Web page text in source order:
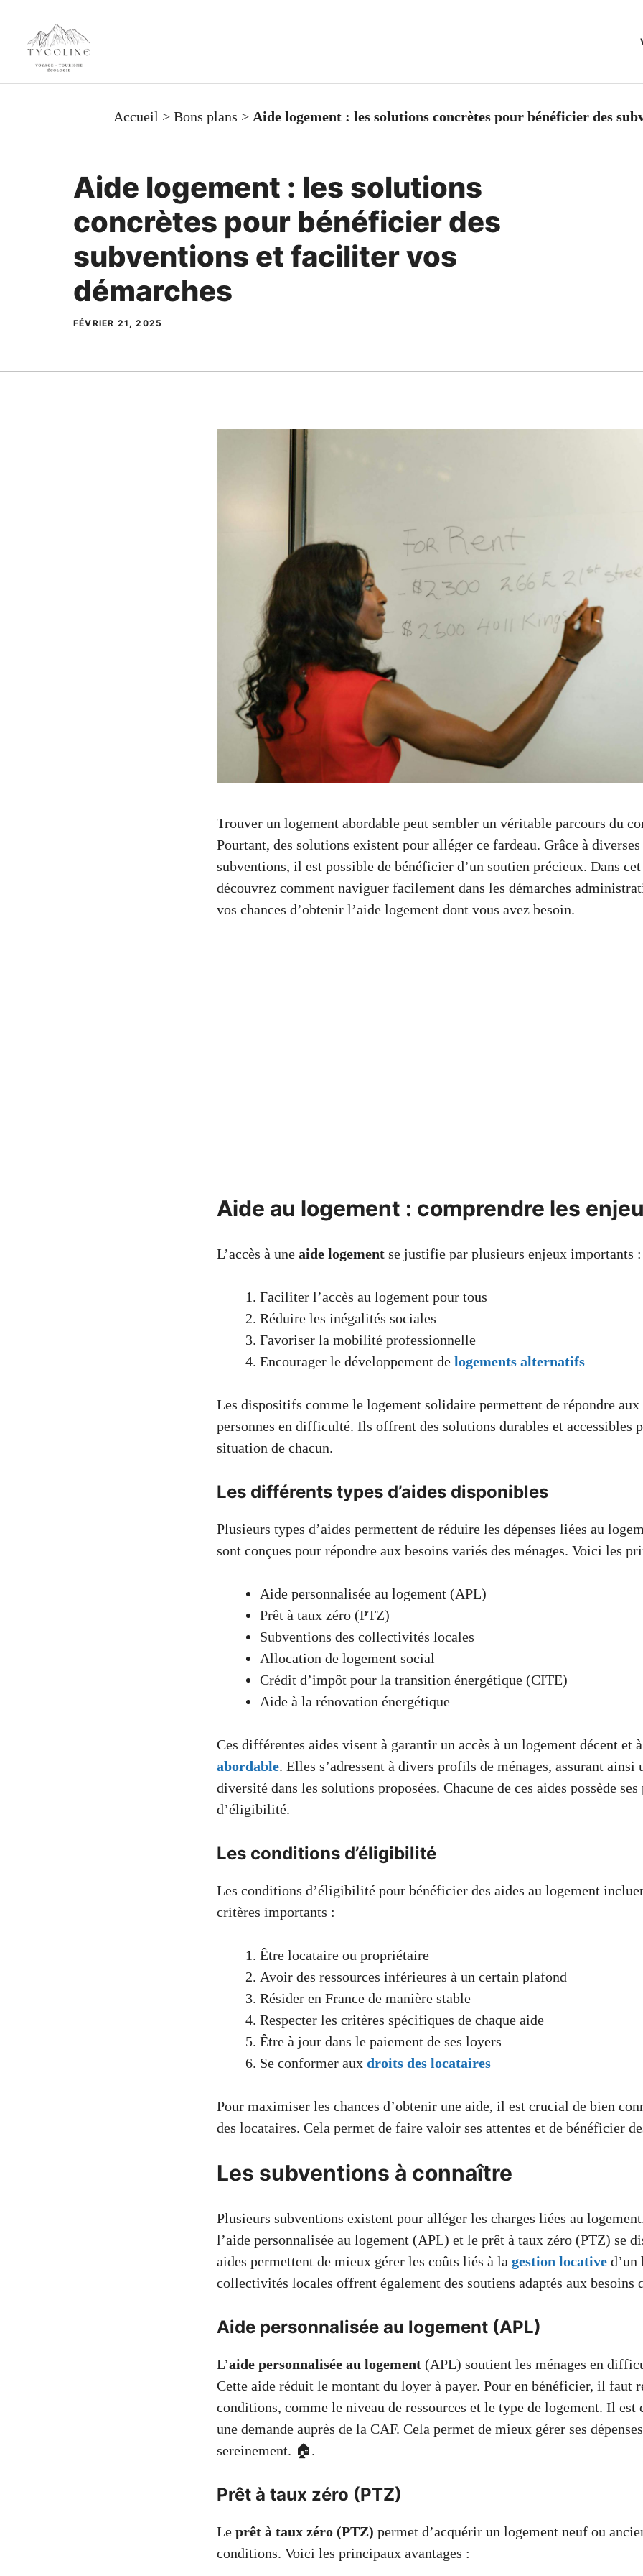
contenu
Accueil > Bons plans > Aide logement : les solutions concrètes pour bénéficier des
Aide logement : les solutions
concrètes pour bénéficier des
subventions et faciliter vos
démarches
FÉVRIER 21, 2025
Trouver un logement abordable peut sembler un véritable parcours du
Pourtant, des solutions existent pour alléger ce fardeau. Grâce à diverses
subventions, il est possible de bénéficier d’un soutien précieux. Dans
découvrez comment naviguer facilement dans les démarches
vos chances d’obtenir l’aide logement dont vous avez besoin.
Aide au logement : comprendre les
L’accès à une aide logement se justifie par plusieurs enjeux importants :
Faciliter l’accès au logement pour tous
Réduire les inégalités sociales
Favoriser la mobilité professionnelle
Encourager le développement de logements alternatifs
Les dispositifs comme le logement solidaire permettent de répondre aux
personnes en difficulté. Ils offrent des solutions durables et accessibles
situation de chacun.
Les différents types d’aides disponibles
Plusieurs types d’aides permettent de réduire les dépenses liées au
sont conçues pour répondre aux besoins variés des ménages. Voici les
Aide personnalisée au logement (APL)
Prêt à taux zéro (PTZ)
Subventions des collectivités locales
Allocation de logement social
Crédit d’impôt pour la transition énergétique (CITE)
Aide à la rénovation énergétique
Ces différentes aides visent à garantir un accès à un logement décent et
abordable. Elles s’adressent à divers profils de ménages, assurant ainsi
diversité dans les solutions proposées. Chacune de ces aides possède
d’éligibilité.
Les conditions d’éligibilité
Les conditions d’éligibilité pour bénéficier des aides au logement
critères importants :
Être locataire ou propriétaire
Avoir des ressources inférieures à un certain plafond
Résider en France de manière stable
Respecter les critères spécifiques de chaque aide
Être à jour dans le paiement de ses loyers
Se conformer aux droits des locataires
Pour maximiser les chances d’obtenir une aide, il est crucial de bien
des locataires. Cela permet de faire valoir ses attentes et de bénéficier
Les subventions à connaître
Plusieurs subventions existent pour alléger les charges liées au
l’aide personnalisée au logement (APL) et le prêt à taux zéro (PTZ) se
aides permettent de mieux gérer les coûts liés à la gestion locative d’un
collectivités locales offrent également des soutiens adaptés aux besoins
Aide personnalisée au logement (APL)
L’aide personnalisée au logement (APL) soutient les ménages en
Cette aide réduit le montant du loyer à payer. Pour en bénéficier, il faut
conditions, comme le niveau de ressources et le type de logement. Il est
une demande auprès de la CAF. Cela permet de mieux gérer ses
sereinement. 🏠.
Prêt à taux zéro (PTZ)
Le prêt à taux zéro (PTZ) permet d’acquérir un logement neuf ou
conditions. Voici les principaux avantages :